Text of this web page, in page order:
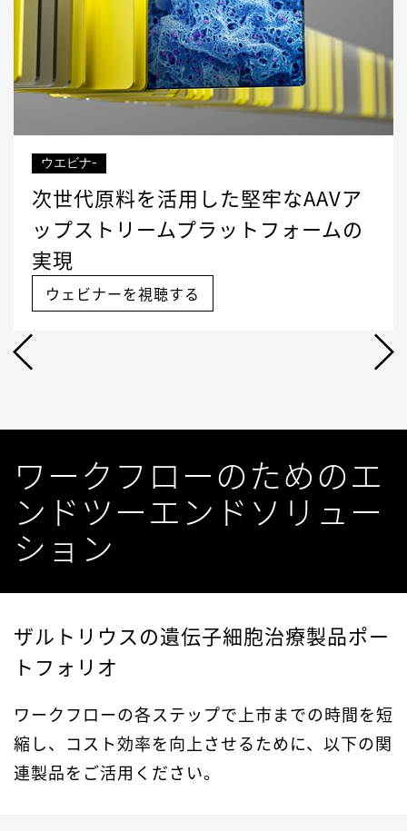
ウエビナ-
次世代原料を活用した堅牢なAAVア
ップストリームプラットフォームの
実現
ウェビナーを視聴する
ワークフローのためのエ
ンドツーエンドソリュー
ション
ザルトリウスの遺伝子細胞治療製品ポー
トフォリオ
ワークフローの各ステップで上市までの時間を短
縮し、コスト効率を向上させるために、以下の関
連製品をご活用ください。